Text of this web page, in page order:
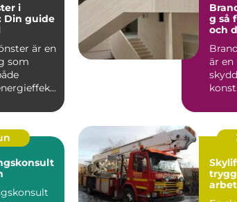
i
Din guide
är en
som
g så fungerar det
och
är
d...